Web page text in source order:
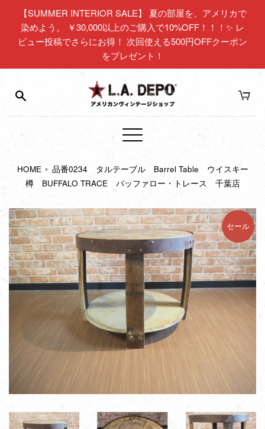
【SUMMER INTERIOR SALE】 夏の部屋を、アメリカで
染めよう。 ￥30,000以上のご購入で10%OFF！！！✨ レ
ビュー投稿でさらにお得！ 次回使える500円OFFクーポン
をプレゼント！
メ
ュ
ー
HOME › 品番0234 タルテーブル Barrel Table ウイスキー
樽 BUFFALO TRACE バッファロー・トレース 千葉店
セール